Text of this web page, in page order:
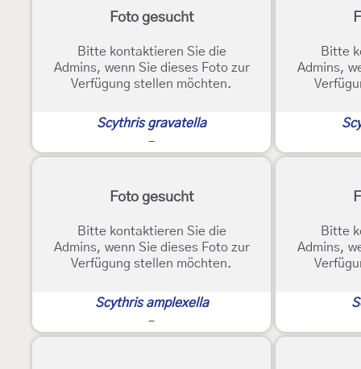
Foto gesucht
Bitte kontaktieren Sie die
Admins, wenn Sie dieses Foto zur
Verfügung stellen möchten.
Scythris gravatella
-
Bitte
Admins,
Foto gesucht
Bitte kontaktieren Sie die
Admins, wenn Sie dieses Foto zur
Verfügung stellen möchten.
Scythris amplexella
-
Bitte
Admins,